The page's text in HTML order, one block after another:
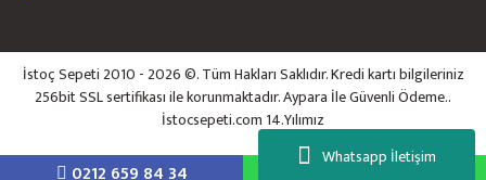
Whatsapp İletişim
0212 659 84 34 5558884844
İstoç Sepeti 2010 - 2026 ©. Tüm Hakları Saklıdır. Kredi kartı bilgileriniz
256bit SSL sertifikası ile korunmaktadır. Aypara İle Güvenli Ödeme..
İstocsepeti.com 14.Yılımız